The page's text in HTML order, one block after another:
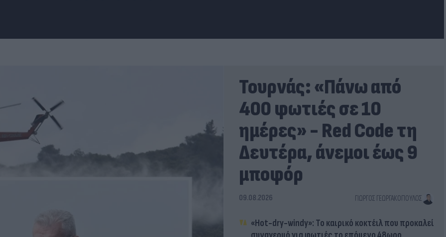
Τουρνάς: «Πάνω από
400 φωτιές σε 10
ημέρες» - Red Code τη
Δευτέρα, άνεμοι έως 9
μποφόρ
09.08.2026 ΓΙΏΡΓΟΣ ΓΕΩΡΓΑΚΌΠΟΥΛΟΣ
«Hot-dry-windy»: Το καιρικό κοκτέιλ που προκαλεί